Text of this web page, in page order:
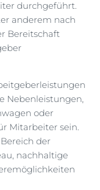
durchgeführt.
anderem nach
Bereitschaft
Nebenleistungen,
oder
Mitarbeiter sein.
der
nachhaltige